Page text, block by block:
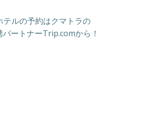
テルの予約はクマトラの
パートナーTrip.comから！